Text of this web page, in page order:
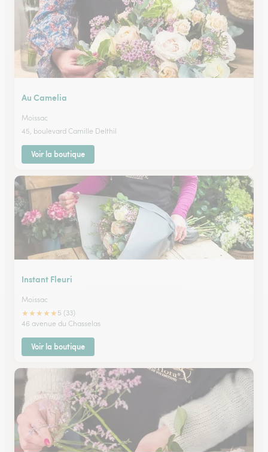
Au Camelia
Moissac
45, boulevard Camille Delthil
Voir la boutique
Instant Fleuri
Moissac
★★★★★ 5 (33)
46 avenue du Chasselas
Voir la boutique